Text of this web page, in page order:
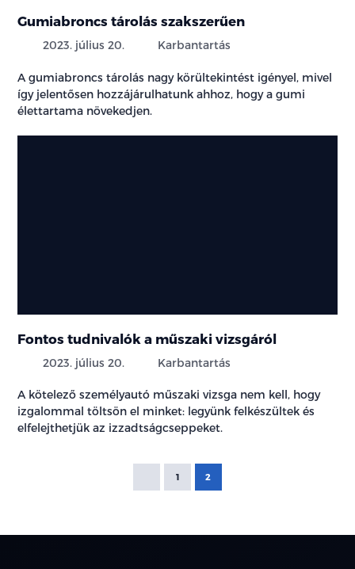
Gumiabroncs tárolás szakszerűen
2023. július 20. Karbantartás
A gumiabroncs tárolás nagy körültekintést igényel, mivel
így jelentősen hozzájárulhatunk ahhoz, hogy a gumi
élettartama növekedjen.
Fontos tudnivalók a műszaki vizsgáról
2023. július 20. Karbantartás
A kötelező személyautó műszaki vizsga nem kell, hogy
izgalommal töltsön el minket: legyünk felkészültek és
elfelejthetjük az izzadtságcseppeket.
1 2